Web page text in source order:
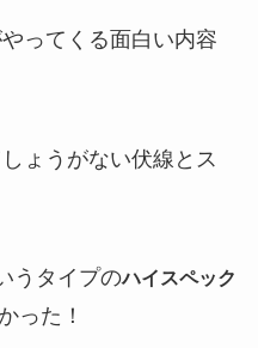
ってくる面白い内容
ょうがない伏線とス
うタイプのハイスペック
った！